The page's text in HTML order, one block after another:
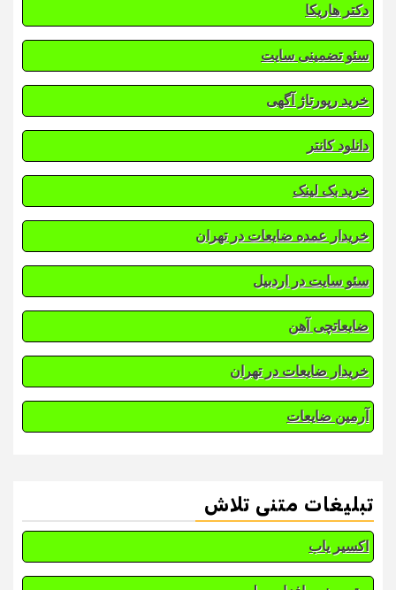
دکتر هاریکا
سئو تضمینی سایت
خرید رپورتاژ آگهی
دانلود کانتر
خرید بک لینک
خریدار عمده ضایعات در تهران
سئو سایت در اردبیل
ضایعاتچی آهن
خریدار ضایعات در تهران
آرمین ضایعات
تبلیغات متنی تلاش
اکسیر یاب